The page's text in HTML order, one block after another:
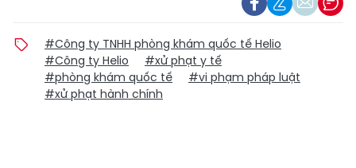
#Công ty TNHH phòng khám quốc tế Helio
#Công ty Helio
#xử phạt y tế
#phòng khám quốc tế
#vi phạm pháp luật
#xử phạt hành chính